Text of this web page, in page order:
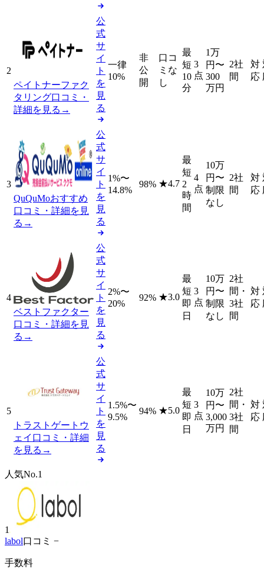
2
ペイトナーファク
タリング口コミ・
詳細を見る →
公
式
サ
イ
ト
を
見
る
一律
10%
非
公
開
口コ
ミな
し
最
短
10
分
3
点
1万
円 〜
300
万円
2社
間
対
応
3
QuQuMoおすすめ
口コミ・詳細を見
る →
公
式
サ
イ
ト
を
見
る
1%〜
14.8%
98% ★4.7
最
短
2
時
間
4
点
10万
円 〜
制限
なし
2社
間
対
応
4
ベストファクター
口コミ・詳細を見
る →
公
式
サ
イ
ト
を
見
る
2%〜
20%
92% ★3.0
最
短
即
日
3
点
10万
円 〜
制限
なし
2社
間・
3社
間
対
応
5
トラストゲートウ
ェイ 口コミ・詳細
を見る →
公
式
サ
イ
ト
を
見
る
1.5%〜
9.5%
94% ★5.0
最
短
即
日
3
点
10万
円 〜
3,000
万円
2社
間・
3社
間
対
応
人気No.1
1
labol口コミ −
手数料